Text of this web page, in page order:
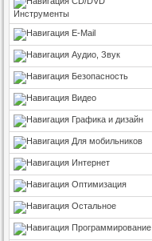
Инструменты
E-Mail
Аудио, Звук
Безопасность
Видео
Графика и дизайн
Для мобильников
Интернет
Оптимизация
Остальное
Программирование